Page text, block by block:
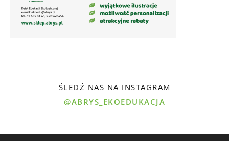
ŚLEDŹ NAS NA INSTAGRAM
@ABRYS_EKOEDUKACJA